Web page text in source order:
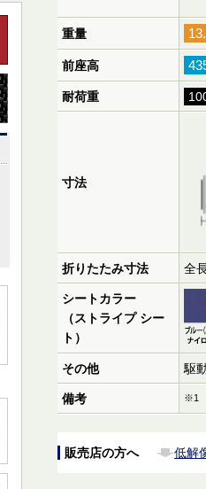
重量
前座高
耐荷重
寸法
折りたたみ寸法 全
シートカラー
（ストライプ シー
ト）
その他 駆
備考 ※1
販売店の方へ 低解